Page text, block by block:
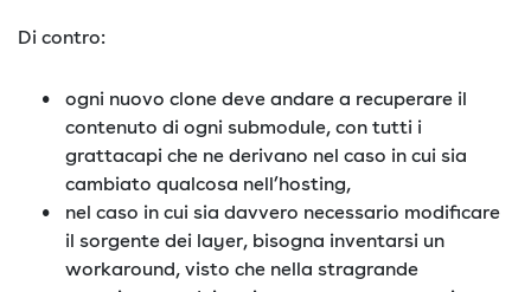
Di contro:
ogni nuovo clone deve andare a recuperare il
contenuto di ogni submodule, con tutti i
grattacapi che ne derivano nel caso in cui sia
cambiato qualcosa nell’hosting,
nel caso in cui sia davvero necessario modificare
il sorgente dei layer, bisogna inventarsi un
workaround, visto che nella stragrande